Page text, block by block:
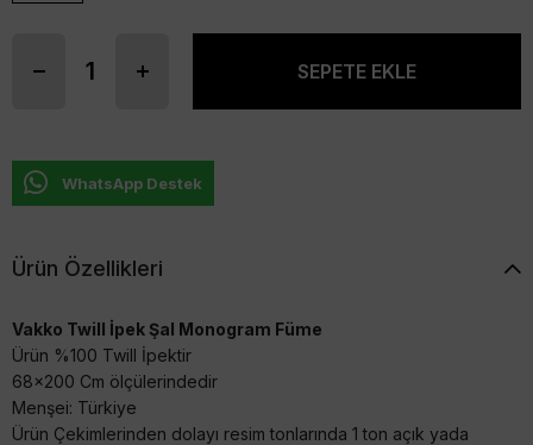
WhatsApp Destek
Ürün Özellikleri
Vakko Twill İpek Şal Monogram Füme
Ürün %100 Twill İpektir
68x200 Cm ölçülerindedir
Menşei: Türkiye
Ürün Çekimlerinden dolayı resim tonlarında 1 ton açık yada